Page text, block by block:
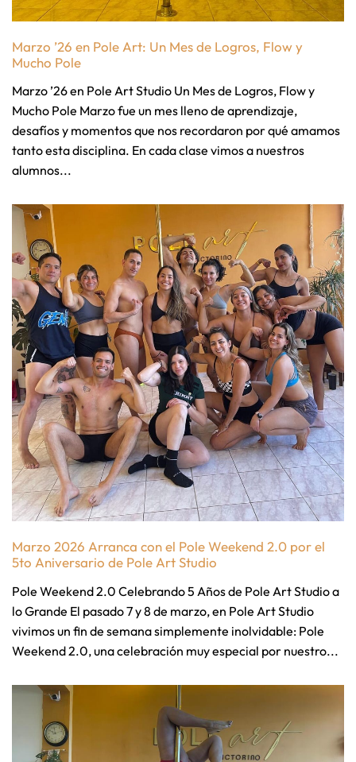
Marzo ’26 en Pole Art: Un Mes de Logros, Flow y
Mucho Pole
Marzo ’26 en Pole Art Studio Un Mes de Logros, Flow y
Mucho Pole Marzo fue un mes lleno de aprendizaje,
desafíos y momentos que nos recordaron por qué amamos
tanto esta disciplina. En cada clase vimos a nuestros
alumnos...
Marzo 2026 Arranca con el Pole Weekend 2.0 por el
5to Aniversario de Pole Art Studio
Pole Weekend 2.0 Celebrando 5 Años de Pole Art Studio a
lo Grande El pasado 7 y 8 de marzo, en Pole Art Studio
vivimos un fin de semana simplemente inolvidable: Pole
Weekend 2.0, una celebración muy especial por nuestro...